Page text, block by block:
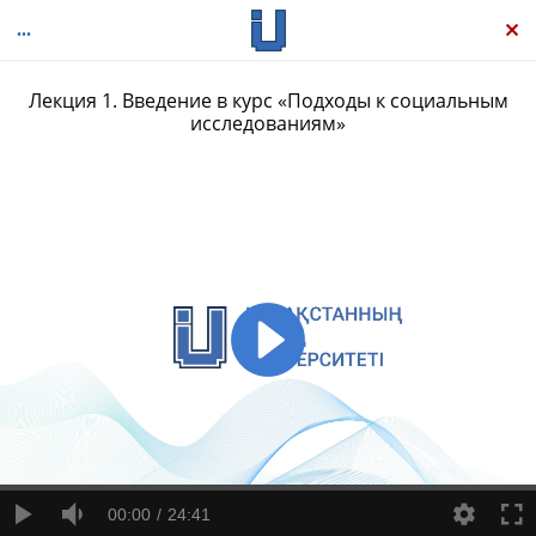
Лекция 1. Введение в курс «Подходы к социальным
исследованиям»
00:00 24:41